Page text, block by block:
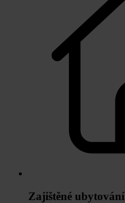
Zajištěné ubytování